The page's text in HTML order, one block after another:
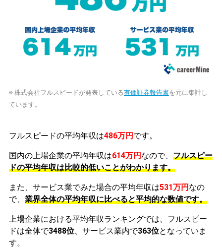
※ 株式会社フルスピードが発表している有価証券報告書を元に集計し
ています。
フルスピードの平均年収は486万円 です。
国内の上場企業の平均年収は614万円 なので、 フルスピー
ドの平均年収は比較的低いことがわかります。
また、サービス業でみた場合の平均年収は531万円 なの
で、 業界全体の平均年収に比べると平均的な数値です。
上場企業における平均年収ランキングでは、フルスピー
ドは全体で3488位、サービス業内で363位となっていま
す。